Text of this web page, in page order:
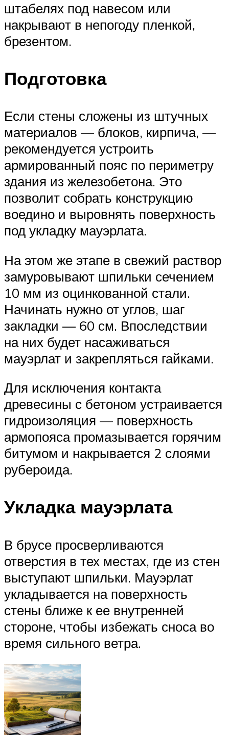
штабелях под навесом или
накрывают в непогоду пленкой,
брезентом.
Подготовка
Если стены сложены из штучных
материалов — блоков, кирпича, —
рекомендуется устроить
армированный пояс по периметру
здания из железобетона. Это
позволит собрать конструкцию
воедино и выровнять поверхность
под укладку мауэрлата.
На этом же этапе в свежий раствор
замуровывают шпильки сечением
10 мм из оцинкованной стали.
Начинать нужно от углов, шаг
закладки — 60 см. Впоследствии
на них будет насаживаться
мауэрлат и закрепляться гайками.
Для исключения контакта
древесины с бетоном устраивается
гидроизоляция — поверхность
армопояса промазывается горячим
битумом и накрывается 2 слоями
рубероида.
Укладка мауэрлата
В брусе просверливаются
отверстия в тех местах, где из стен
выступают шпильки. Мауэрлат
укладывается на поверхность
стены ближе к ее внутренней
стороне, чтобы избежать сноса во
время сильного ветра.